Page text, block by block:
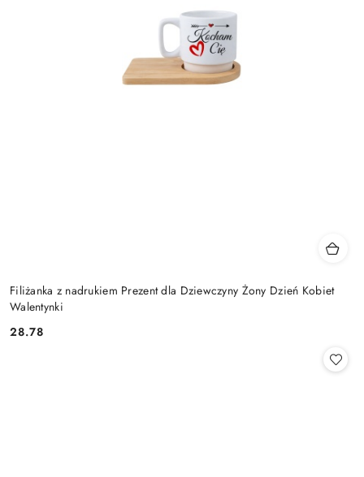
Filiżanka z nadrukiem Prezent dla Dziewczyny Żony Dzień Kobiet
Walentynki
Cena:
28.78